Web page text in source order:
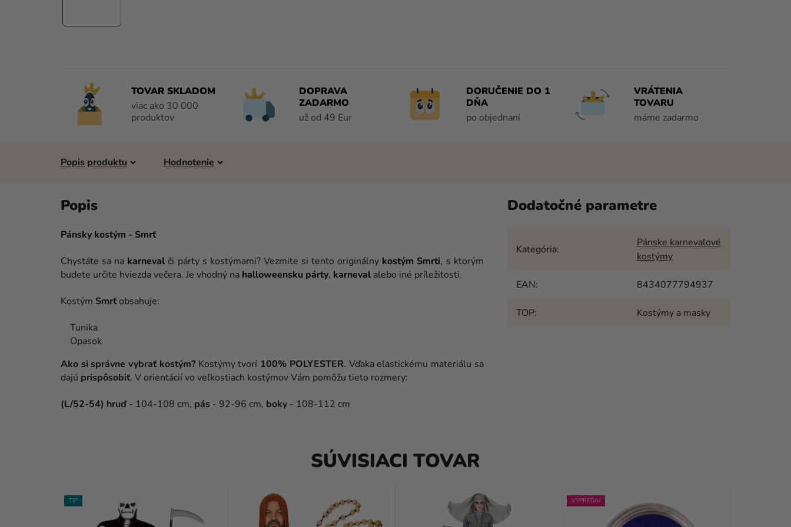
TOVAR SKLADOM
viac ako 30 000
produktov
DOPRAVA
ZADARMO
už od 49 Eur
DORUČENIE DO 1
DŇA
po objednaní
VRÁTENIA
TOVARU
máme zadarmo
Popis Hodnotenie
Pánsky kostým - Smrť
Chystáte sa na karneval či párty s kostýmami? Vezmite si tento originálny kostým Smrti, s ktorým
budete určite hviezda večera. Je vhodný na halloweensku párty, karneval alebo iné príležitosti.
Kostým Smrť obsahuje:
Tunika
Opasok
Ako si správne vybrať kostým?Kostýmy tvorí 100% POLYESTER. Vďaka elastickému materiálu sa
dajú prispôsobiť. V orientácií vo veľkostiach kostýmov Vám pomôžu tieto rozmery:
(L/52-54) hruď- 104-108 cm, pás - 92-96 cm, boky - 108-112 cm
Dodatočné parametre
Kategória:
Pánske karnevalové
kostýmy
EAN: 8434077794937
TOP: Kostýmy a masky
SÚVISIACI TOVAR
TIP VÝPREDAJ